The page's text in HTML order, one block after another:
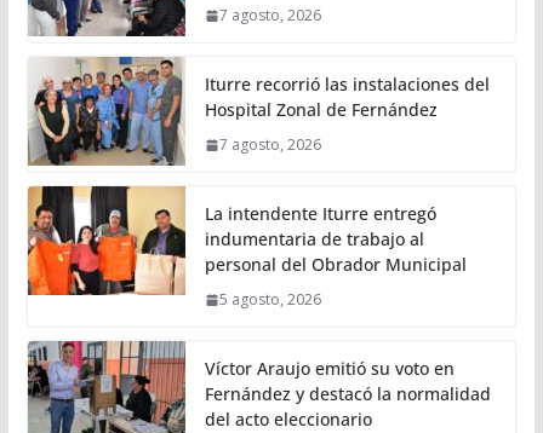
7 agosto, 2026
Iturre recorrió las instalaciones del
Hospital Zonal de Fernández
7 agosto, 2026
La intendente Iturre entregó
indumentaria de trabajo al
personal del Obrador Municipal
5 agosto, 2026
Víctor Araujo emitió su voto en
Fernández y destacó la normalidad
del acto eleccionario